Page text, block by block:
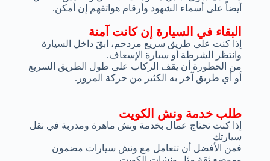
البقاء في السيارة إن كانت آمنة
إذا كنت على طريق سريع مزدحم، ابقَ داخل السيارة
وانتظر الشرطة أو سيارة الإسعاف.
من الخطورة أن يقف الركاب على طول الطريق السريع
أو أي طريق آخر به الكثير من حركة المرور.
أيضاً على أسماء الشهود وأرقام هواتفهم إن أمكن.
طلب خدمة ونش الكويت
إذا كنت تحتاج عمال بخدمة ونش ماهرة ومدربة في نقل
سيارتك
فمن الأفضل أن تتعامل مع ونش سيارات مضمون